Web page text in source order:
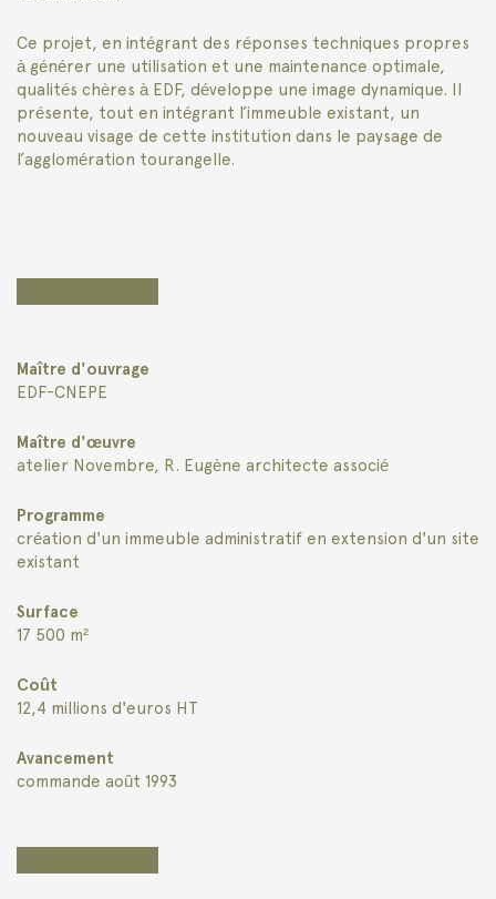
Ce projet, en intégrant des réponses techniques propres
à générer une utilisation et une maintenance optimale,
qualités chères à EDF, développe une image dynamique. Il
présente, tout en intégrant l’immeuble existant, un
nouveau visage de cette institution dans le paysage de
l’agglomération tourangelle.
Maître d'ouvrage
EDF-CNEPE
Maître d'œuvre
atelier Novembre, R. Eugène architecte associé
Programme
création d'un immeuble administratif en extension d'un site
existant
Surface
17 500 m²
Coût
12,4 millions d'euros HT
Avancement
commande août 1993